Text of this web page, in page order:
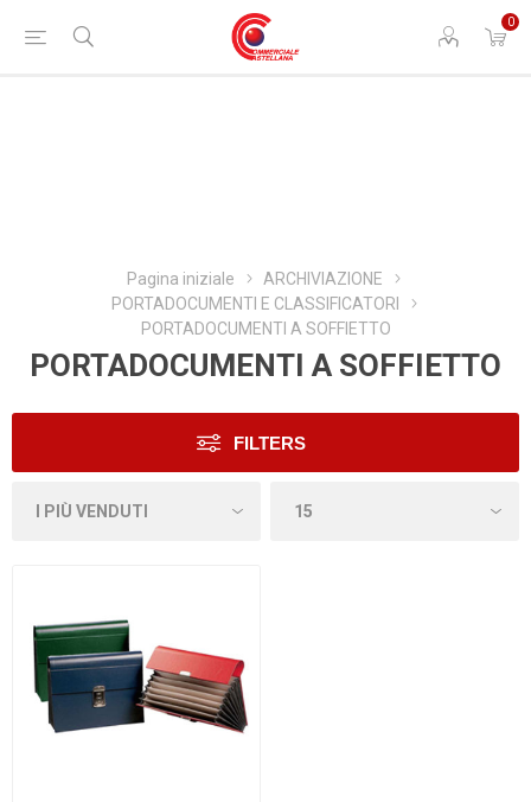
0
Pagina iniziale
ARCHIVIAZIONE
PORTADOCUMENTI E CLASSIFICATORI
PORTADOCUMENTI A SOFFIETTO
PORTADOCUMENTI A SOFFIETTO
FILTERS